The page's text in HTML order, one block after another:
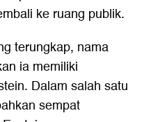
ke ruang publik.
terungkap, nama
ia memiliki
Dalam salah satu
sempat